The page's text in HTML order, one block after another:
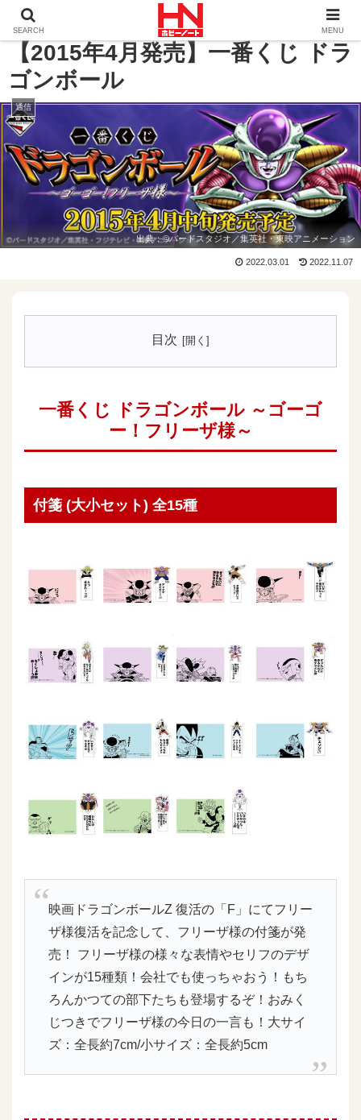
ホーム 【2015年4月発売】一番くじ ドラゴンボール
【2015年4月発売】一番くじ ドラ
ゴンボール
通信
出典：©バードスタジオ／集英社・東映アニメーション
2022.03.01 2022.11.07
目次
一番くじ ドラゴンボール ～ゴーゴ
ー！フリーザ様～
付箋 (大小セット) 全15種
映画ドラゴンボールZ 復活の「F」にてフリー
ザ様復活を記念して、フリーザ様の付箋が発
売！ フリーザ様の様々な表情やセリフのデザ
インが15種類！会社でも使っちゃおう！もち
ろんかつての部下たちも登場するぞ！おみく
じつきでフリーザ様の今日の一言も！大サイ
ズ：全長約7cm/小サイズ：全長約5cm
SEARCH MENU